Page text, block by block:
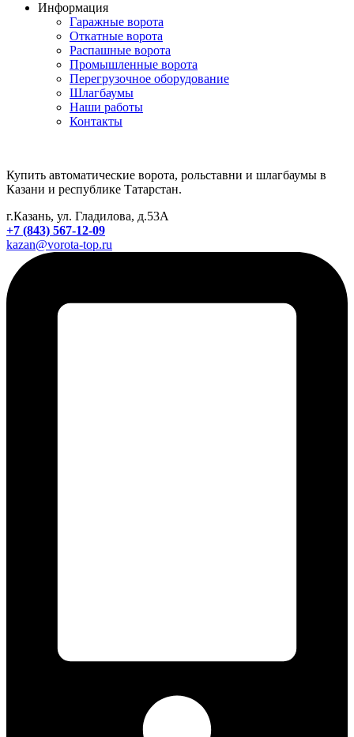
Информация
Гаражные ворота
Откатные ворота
Распашные ворота
Промышленные ворота
Перегрузочное оборудование
Шлагбаумы
Наши работы
Контакты
Купить автоматические ворота, рольставни и шлагбаумы в
Казани и республике Татарстан.
г.Казань, ул. Гладилова, д.53А
+7 (843) 567-12-09
kazan@vorota-top.ru